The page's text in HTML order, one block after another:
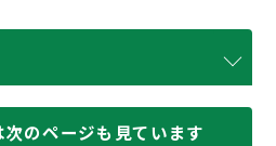
のページも見ています